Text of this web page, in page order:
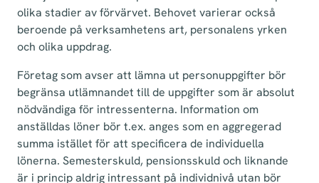
olika stadier av förvärvet. Behovet varierar också
beroende på verksamhetens art, personalens yrken
och olika uppdrag.
Företag som avser att lämna ut personuppgifter bör
begränsa utlämnandet till de uppgifter som är absolut
nödvändiga för intressenterna. Information om
anställdas löner bör t.ex. anges som en aggregerad
summa istället för att specificera de individuella
lönerna. Semesterskuld, pensionsskuld och liknande
är i princip aldrig intressant på individnivå utan bör